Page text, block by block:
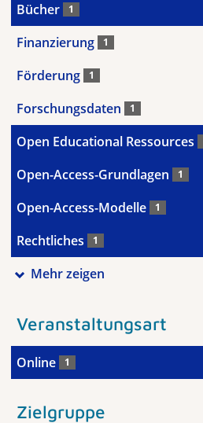
Bücher 1
Finanzierung 1
Förderung 1
Forschungsdaten 1
Open Educational Ressources
Open-Access-Grundlagen 1
Open-Access-Modelle 1
Rechtliches 1
Mehr zeigen
Veranstaltungsart
Online 1
Zielgruppe